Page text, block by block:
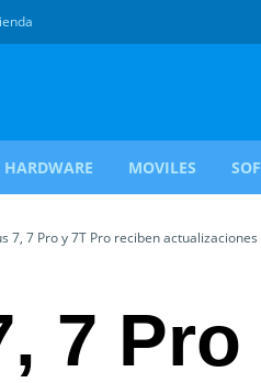
HARDWARE MOVILES
7, 7 Pro y 7T Pro reciben actualizaciones
7 Pro